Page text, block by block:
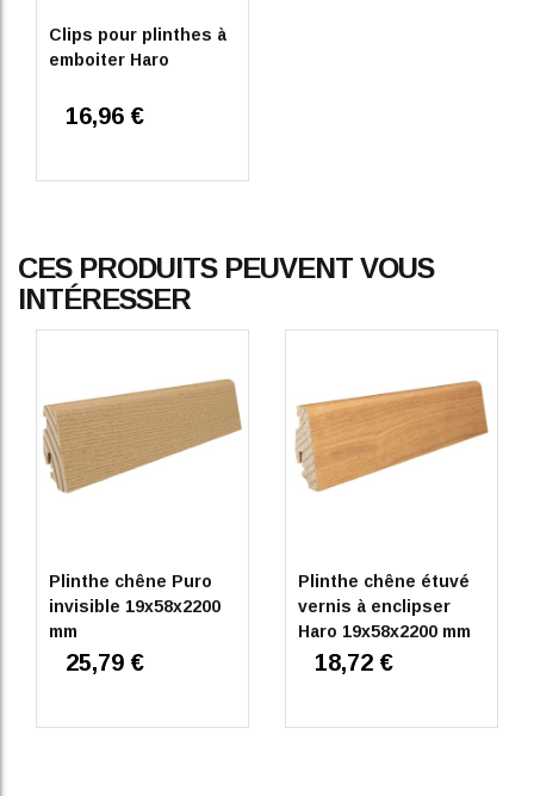
Clips pour plinthes à
emboiter Haro
16,96 €
CES PRODUITS PEUVENT VOUS
INTÉRESSER
Plinthe chêne Puro
invisible 19x58x2200
mm
25,79 €
Plinthe chêne étuvé
vernis à enclipser
Haro 19x58x2200 mm
18,72 €